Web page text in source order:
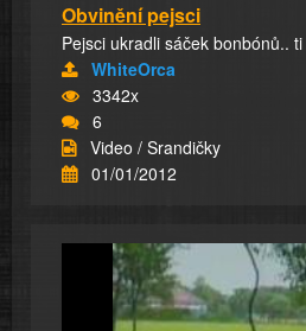
Obvinění pejsci
Pejsci ukradli sáček bonbónů..
WhiteOrca
3342x
6
Video / Srandičky
01/01/2012